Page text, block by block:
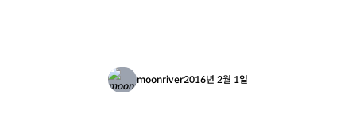
moonriver2016년 2월 1일